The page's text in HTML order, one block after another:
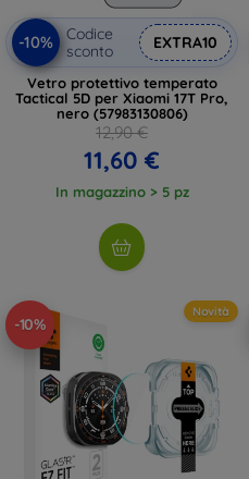
-10%
Codice
sconto
EXTRA10
Vetro protettivo temperato
Tactical 5D per Xiaomi 17T Pro,
nero (57983130806)
12,90 €
11,60 €
In magazzino > 5 pz
-10%
Novità